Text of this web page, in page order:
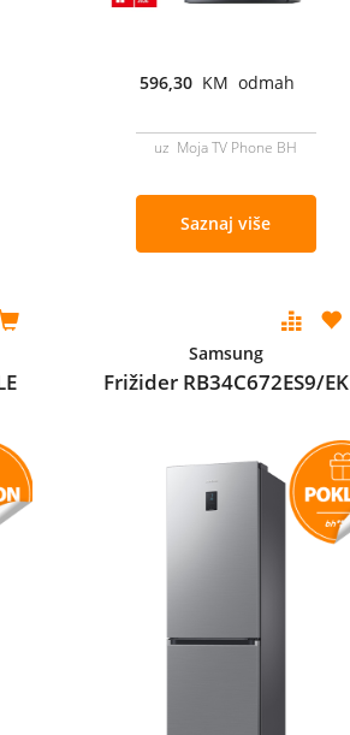
596,30 KM odmah
uz Moja TV Phone BH
Saznaj više
Samsung
Frižider RB34C672ES9/EK